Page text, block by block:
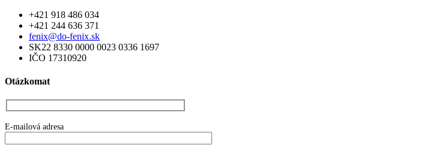
+421 918 486 034
+421 244 636 371
fenix@do-fenix.sk
SK22 8330 0000 0023 0336 1697
IČO 17310920
Otázkomat
E-mailová adresa